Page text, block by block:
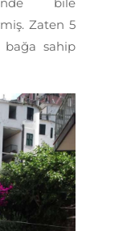
Zaten 5
sahip